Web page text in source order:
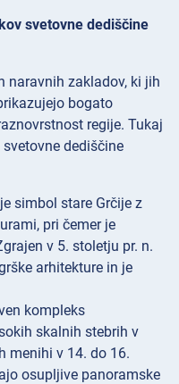
svetovne dediščine
naravnih zakladov, ki jih
bogato
regije. Tukaj
dediščine
simbol stare Grčije z
pri čemer je
v 5. stoletju pr. n.
arhitekture in je
kompleks
skalnih stebrih v
menihi v 14. do 16.
osupljive panoramske